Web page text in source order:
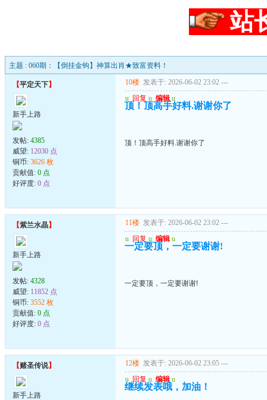
站
主题 : 060期：【倒挂金钩】神算出肖★致富资料！
【平定天下】
新手上路
发帖: 4385
威望: 12030 点
铜币: 3626 枚
贡献值: 0 点
好评度: 0 点
10楼 发表于: 2026-06-02 23:02 ---
u 回复 u 编辑 u
顶！顶高手好料.谢谢你了
顶！顶高手好料.谢谢你了
【紫兰水晶】
新手上路
发帖: 4328
威望: 11852 点
铜币: 3552 枚
贡献值: 0 点
好评度: 0 点
11楼 发表于: 2026-06-02 23:02 ---
u 回复 u 编辑 u
一定要顶，一定要谢谢!
一定要顶，一定要谢谢!
【赌圣传说】
新手上路
12楼 发表于: 2026-06-02 23:05 ---
u 回复 u 编辑 u
继续发表哦，加油！